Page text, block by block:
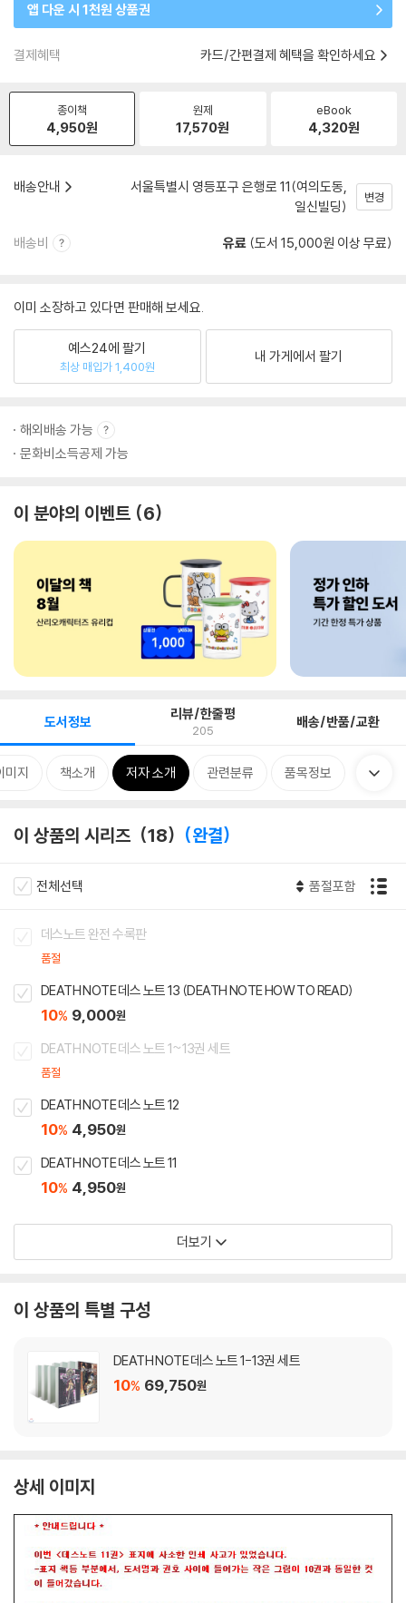
앱 다운 시 1천원 상품권
결제혜택 카드/간편결제 혜택을 확인하세요
종이책
4,950원
원제
17,570원
eBook
4,320원
배송안내
서울특별시 영등포구 은행로 11(여의도동,
일신빌딩)
변경
배송비 유료 (도서 15,000원 이상 무료)
이미 소장하고 있다면 판매해 보세요.
예스24에 팔기
최상 매입가 1,400원
내 가게에서 팔기
해외배송 가능
문화비소득공제 가능
이 분야의 이벤트 6
도서정보 리뷰/한줄평
205 배송/반품/교환
미지 책소개 저자 소개 관련분류 품목정보
이 상품의 시리즈 18 완결
전체선택 품절포함
데스노트 완전 수록판
품절
DEATH NOTE 데스 노트 13 (DEATH NOTE HOW TO READ)
10% 9,000원
DEATH NOTE 데스 노트 1~13권 세트
품절
DEATH NOTE 데스 노트 12
10% 4,950원
DEATH NOTE 데스 노트 11
10% 4,950원
더보기
이 상품의 특별 구성
DEATH NOTE 데스 노트 1-13권 세트
10% 69,750원
상세 이미지